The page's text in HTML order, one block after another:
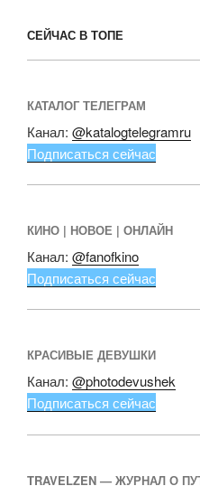
СЕЙЧАС В ТОПЕ
КАТАЛОГ ТЕЛЕГРАМ
Канал: @katalogtelegramru
Подписаться сейчас
КИНО | НОВОЕ | ОНЛАЙН
Канал: @fanofkino
Подписаться сейчас
КРАСИВЫЕ ДЕВУШКИ
Канал: @photodevushek
Подписаться сейчас
TRAVELZEN — ЖУРНАЛ О